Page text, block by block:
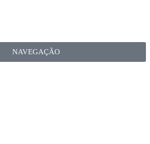
NAVEGAÇÃO